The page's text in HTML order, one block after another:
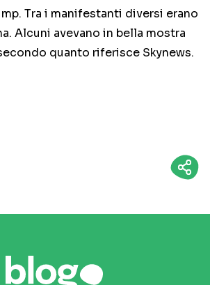
Tra i manifestanti diversi erano
Alcuni avevano in bella mostra
quanto riferisce Skynews.